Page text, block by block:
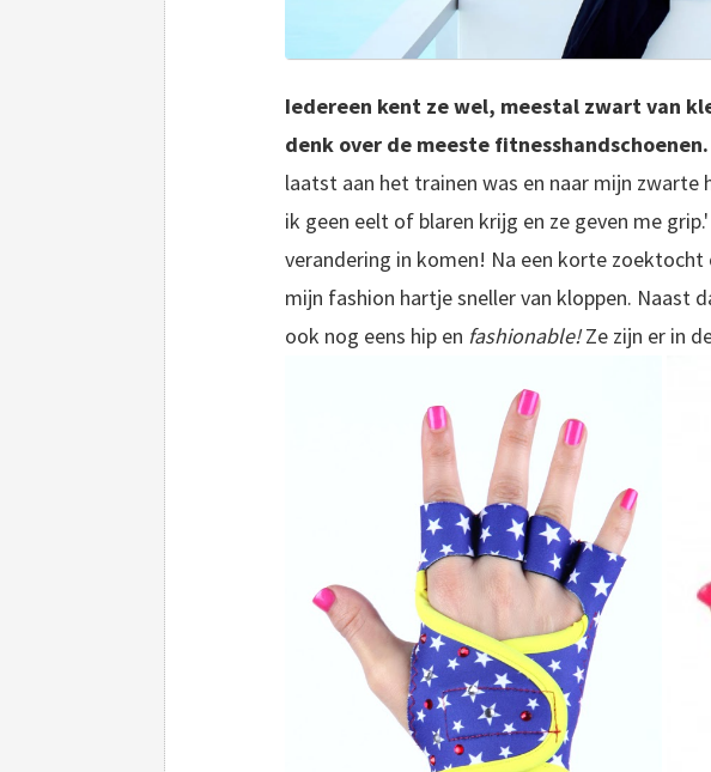
Iedereen kent ze wel, meestal zwart van
denk over de meeste
laatst aan het trainen was en naar mijn
ik geen eelt of blaren krijg en ze geven me
verandering in komen! Na een korte
mijn fashion hartje sneller van kloppen. Naast
ook nog eens hip en fashionable!Ze zijn er in